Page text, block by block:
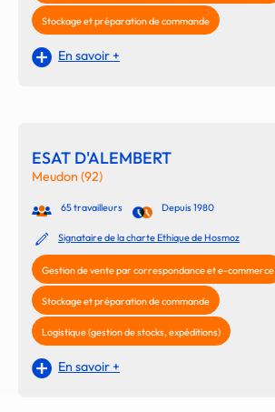
Stockage et préparation de commande
En savoir +
ESAT D'ALEMBERT
Meudon (92)
65 travailleurs Depuis 1980
Signataire de la charte Ethique de Hosmoz
Gestion de vente par correspondance et e-commerce
Stockage et préparation de commande
Logistique (gestion de stocks, expéditions)
En savoir +